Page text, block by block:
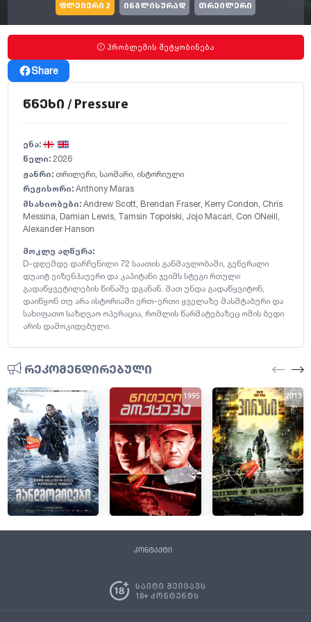
ფლეიერი 2 ინგლისურად თრეილერი
პრობლემის შეტყობინება
Share
წნეხი / Pressure
ენა:
წელი: 2026
ჟანრი: თრილერი, საომარი, ისტორიული
რეჟისორი: Anthony Maras
მსახიობები: Andrew Scott, Brendan Fraser, Kerry Condon Chris
Messina Damian Lewis, Tamsin Topolski Jojo Macari Con ONeill
Alexander Hanson
მოკლე აღწერა:
D-დღემდე დარჩენილი 72 საათის განმავლობაში, გენერალი
დუაიტ ეიზენჰაუერი და კაპიტანი ჯეიმს სტეგი რთული
გადაწყვეტილების წინაშე დგანან. მათ უნდა გადაწყვიტონ,
დაიწყონ თუ არა ისტორიაში ერთ-ერთი ყველაზე მასშტაბური და
სახიფათო საზღვაო ოპერაცია, რომლის წარმატებაზეც ომის ბედი
არის დამოკიდებული.
რეკომენდირებული
2018 1995 2013
კონტაქტი